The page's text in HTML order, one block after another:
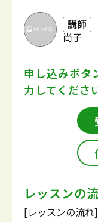
講師
尚子
申し込みボタ
力してくださ
レッスンの
[レッスンの流れ]